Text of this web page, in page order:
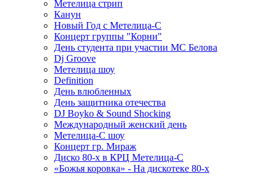
Метелица стрип
Канун
Новый Год с Метелица-С
Концерт группы "Корни"
День студента при участии МС Белова
Dj Groove
Метелица шоу
Definition
День влюбленных
День защитника отечества
DJ Boyko & Sound Shocking
Международный женский день
Метелица-С шоу
Концерт гр. Мираж
Диско 80-х в КРЦ Метелица-С
«Божья коровка» - На дискотеке 80-х